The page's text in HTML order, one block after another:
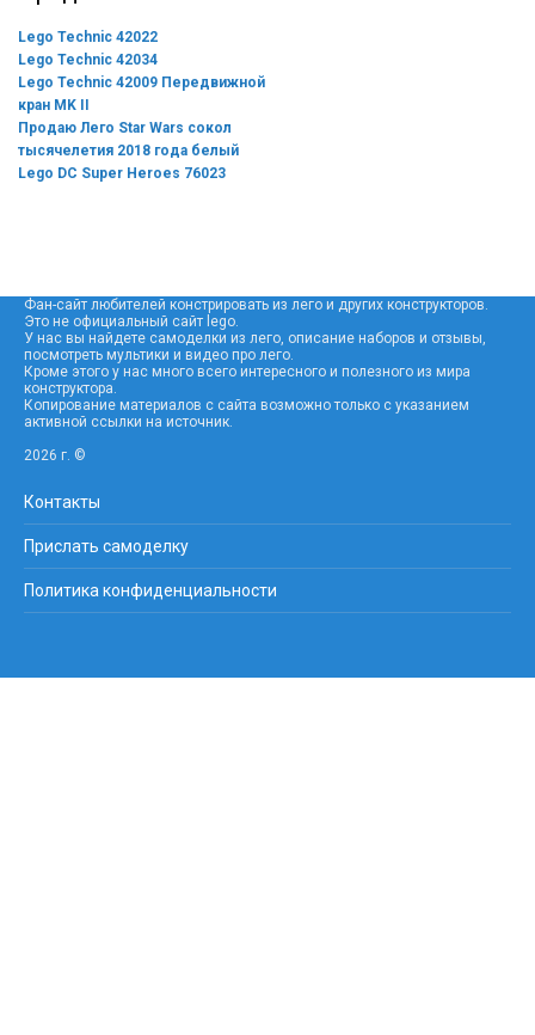
Lego Technic 42022
Lego Technic 42034
Lego Technic 42009 Передвижной
кран MK II
Продаю Лего Star Wars сокол
тысячелетия 2018 года белый
Lego DC Super Heroes 76023
Фан-сайт любителей констрировать из лего и других конструкторов.
Это не официальный сайт lego.
У нас вы найдете самоделки из лего, описание наборов и отзывы,
посмотреть мультики и видео про лего.
Кроме этого у нас много всего интересного и полезного из мира
конструктора.
Копирование материалов с сайта возможно только с указанием
активной ссылки на источник.
2026 г. ©
Контакты
Прислать самоделку
Политика конфиденциальности